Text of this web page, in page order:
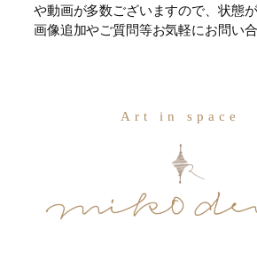
や動画が多数ございますので、状態
画像追加やご質問等お気軽にお問い合
Art in space